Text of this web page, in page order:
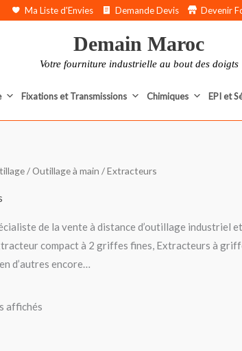
Ma Liste d'Envies Demande Devis Devenir
Demain Maroc
Votre fourniture industrielle au bout des doigts
Fixations et Transmissions Chimiques EPI et
/Outillage à main / Extracteurs
de la vente à distance d’outillage
compact à 2 griffes fines, Extracteurs à
d’autres encore…
affichés
Trié
du
ancien